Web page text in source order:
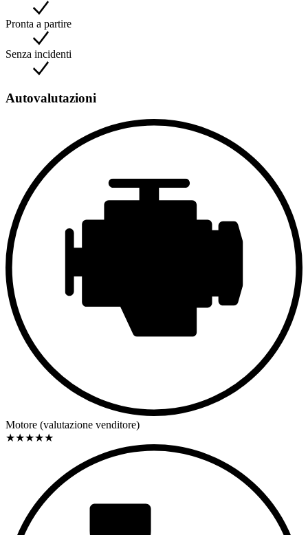
Pronta a partire
Senza incidenti
Autovalutazioni
Motore (valutazione venditore)
★★★★★